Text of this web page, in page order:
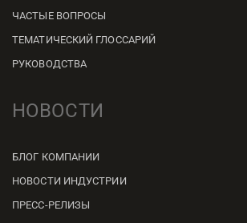
ЧАСТЫЕ ВОПРОСЫ
ТЕМАТИЧЕСКИЙ ГЛОССАРИЙ
РУКОВОДСТВА
НОВОСТИ
БЛОГ КОМПАНИИ
НОВОСТИ ИНДУСТРИИ
ПРЕСС-РЕЛИЗЫ